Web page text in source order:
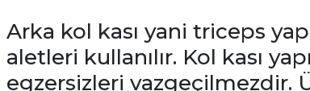
Arka kol kası yani triceps
aletleri kullanılır. Kol kası
egzersizleri vazgeçilmezdir.